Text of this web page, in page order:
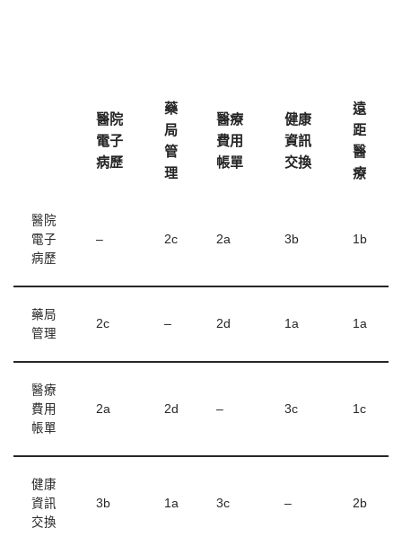
醫院
電子
病歷
藥
局
管
理
醫療
費用
帳單
健康
資訊
交換
遠
距
醫
療
醫院
電子
病歷
– 2c 2a 3b 1b
藥局
管理
2c – 2d 1a 1a
醫療
費用
帳單
2a 2d – 3c 1c
健康
資訊
交換
3b 1a 3c – 2b